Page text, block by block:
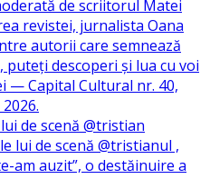
de scenă @tristian